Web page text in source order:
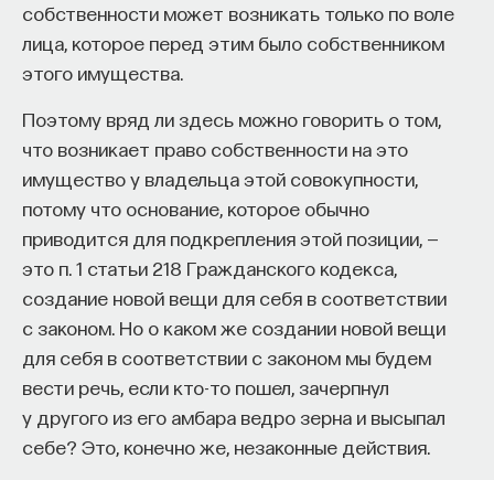
собственности может возникать только по воле
лица, которое перед этим было собственником
этого имущества.
Поэтому вряд ли здесь можно говорить о том,
что возникает право собственности на это
имущество у владельца этой совокупности,
потому что основание, которое обычно
приводится для подкрепления этой позиции, —
это п. 1 статьи 218 Гражданского кодекса,
создание новой вещи для себя в соответствии
с законом. Но о каком же создании новой вещи
для себя в соответствии с законом мы будем
вести речь, если кто-то пошел, зачерпнул
у другого из его амбара ведро зерна и высыпал
себе? Это, конечно же, незаконные действия.
Внеси свой вклад в дело
просвещения!
Например, если банкир покупает то же, что и все,
и они вместе прогорают, банкир сожалеет
меньше, чем если он один инвестирует
в удачный. В первом случае действие не несло
отпечатка личности. Также люди боятся
оказаться в ситуации, в которой маленький шаг
повлек за собой значительные последствия. Если
мы всю жизнь шли к какой-то катастрофе и все
закончилось ужасно, это грустно. Но это
не вызывает такой досады, какую вызовет
ужасный конец, наступивший вследствие
маленького нетипичного проявления слабости или
мелкой ошибки с нашей стороны.
Отсюда любимый журналистами зачин истории